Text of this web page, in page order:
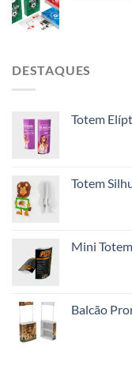
DESTAQUES
Totem
Totem
Mini Totem
Balcão